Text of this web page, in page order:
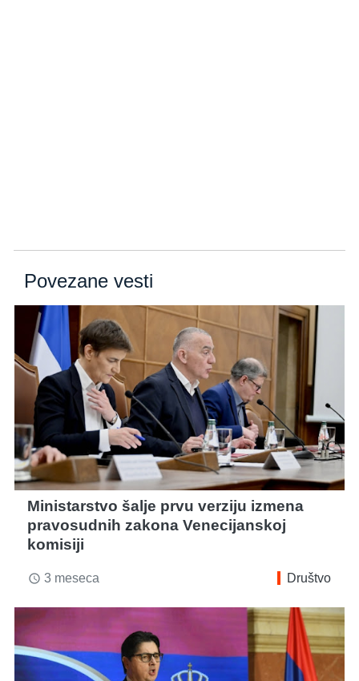
Povezane vesti
Ministarstvo šalje prvu verziju izmena
pravosudnih zakona Venecijanskoj
komisiji
access_time 3 meseca Društvo